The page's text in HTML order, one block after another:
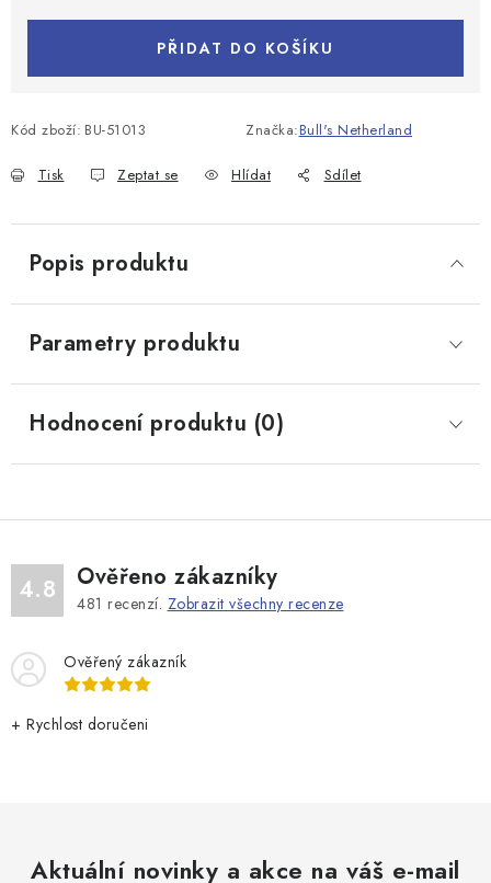
PŘIDAT DO KOŠÍKU
Kód zboží: BU-51013 Značka:Bull's Netherland
Tisk Zeptat se Hlídat Sdílet
Popis produktu
Parametry produktu
Hodnocení produktu (0)
4.8 Ověřeno zákazníky
481 recenzí. Zobrazit všechny recenze
Ověřený zákazník
+ Rychlost doručeni
Aktuální novinky a akce na váš e-mail